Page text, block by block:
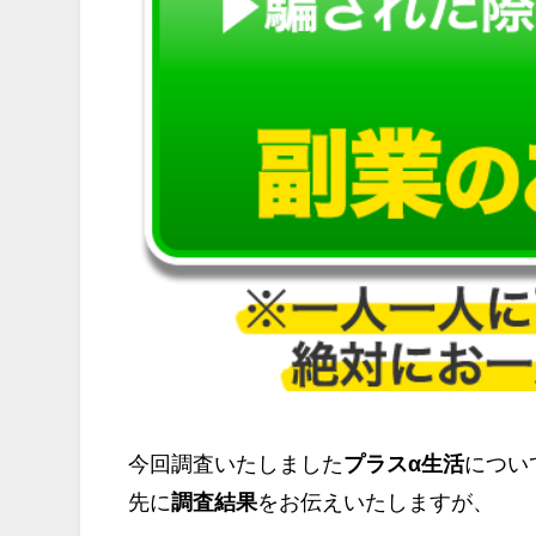
今回調査いたしましたプラスα生活につい
先に調査結果をお伝えいたしますが、